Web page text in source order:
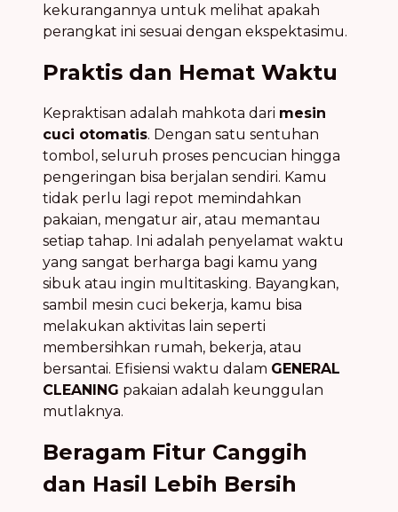
kekurangannya untuk melihat apakah
perangkat ini sesuai dengan ekspektasimu.
Praktis dan Hemat Waktu
Kepraktisan adalah mahkota dari mesin
cuci otomatis. Dengan satu sentuhan
tombol, seluruh proses pencucian hingga
pengeringan bisa berjalan sendiri. Kamu
tidak perlu lagi repot memindahkan
pakaian, mengatur air, atau memantau
setiap tahap. Ini adalah penyelamat waktu
yang sangat berharga bagi kamu yang
sibuk atau ingin multitasking. Bayangkan,
sambil mesin cuci bekerja, kamu bisa
melakukan aktivitas lain seperti
membersihkan rumah, bekerja, atau
bersantai. Efisiensi waktu dalam GENERAL
CLEANING pakaian adalah keunggulan
mutlaknya.
Beragam Fitur Canggih
dan Hasil Lebih Bersih